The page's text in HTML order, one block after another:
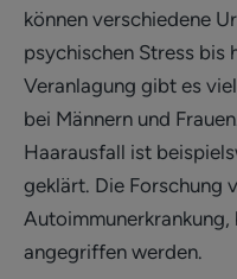
können verschiedene
psychischen Stress bis
Veranlagung gibt es
bei Männern und
Haarausfall ist
geklärt. Die Forschung
angegriffen werden.